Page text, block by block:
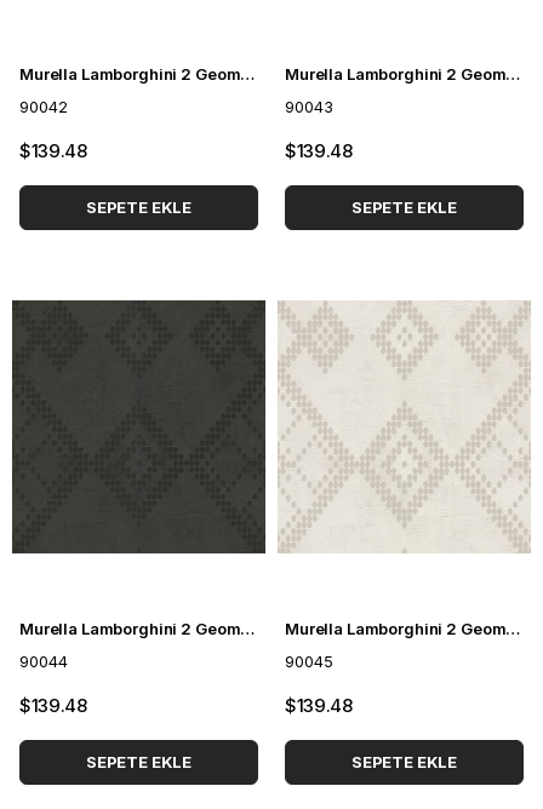
Murella Lamborghini 2 Geometrik Desenli Duvar Kağıdı 90042
90042
$139.48
SEPETE EKLE
Murella Lamborghini 2 Geometrik Desenli Duvar Kağıdı 90043
90043
$139.48
SEPETE EKLE
Murella Lamborghini 2 Geometrik Desenli Duvar Kağıdı 90044
90044
$139.48
SEPETE EKLE
Murella Lamborghini 2 Geometrik Desenli Duvar Kağıdı 90045
90045
$139.48
SEPETE EKLE